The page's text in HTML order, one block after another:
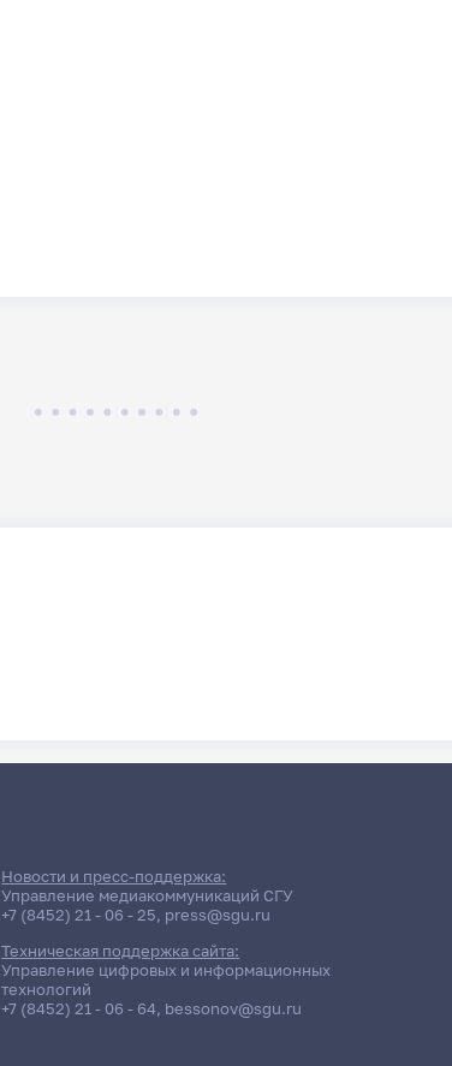
Новости и пресс-поддержка:
Управление медиакоммуникаций СГУ
+7 (8452) 21 - 06 - 25, press@sgu.ru
Техническая поддержка сайта:
Управление цифровых и информационных
технологий
+7 (8452) 21 - 06 - 64, bessonov@sgu.ru